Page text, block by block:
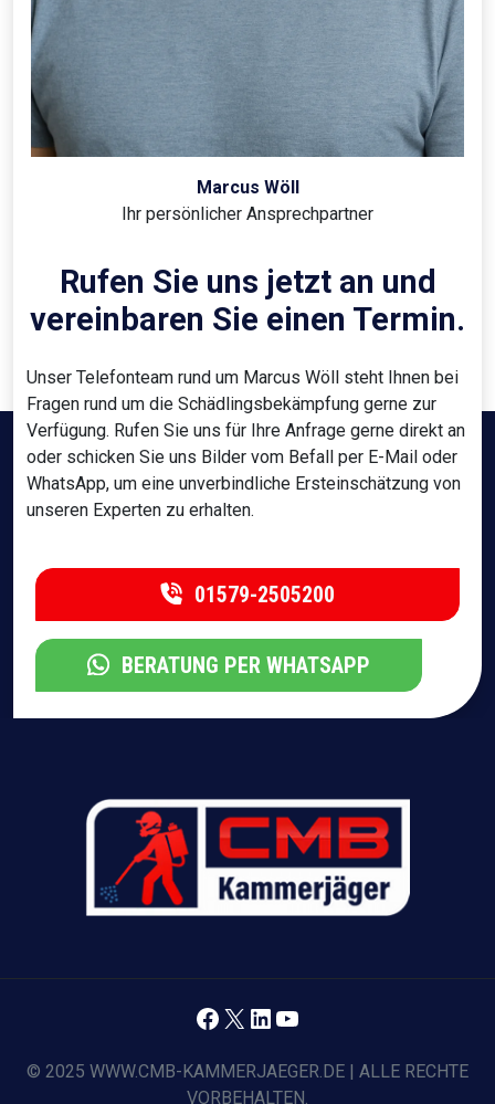
Marcus Wöll
Ihr persönlicher Ansprechpartner
Rufen Sie uns jetzt an und
vereinbaren Sie einen Termin.
Unser Telefonteam rund um Marcus Wöll steht Ihnen bei
Fragen rund um die Schädlingsbekämpfung gerne zur
Verfügung. Rufen Sie uns für Ihre Anfrage gerne direkt an
oder schicken Sie uns Bilder vom Befall per E-Mail oder
WhatsApp, um eine unverbindliche Ersteinschätzung von
unseren Experten zu erhalten.
01579-2505200
BERATUNG PER WHATSAPP
© 2025 WWW.CMB-KAMMERJAEGER.DE | ALLE RECHTE
VORBEHALTEN.
Facebook
X LinkedIn
YouTube